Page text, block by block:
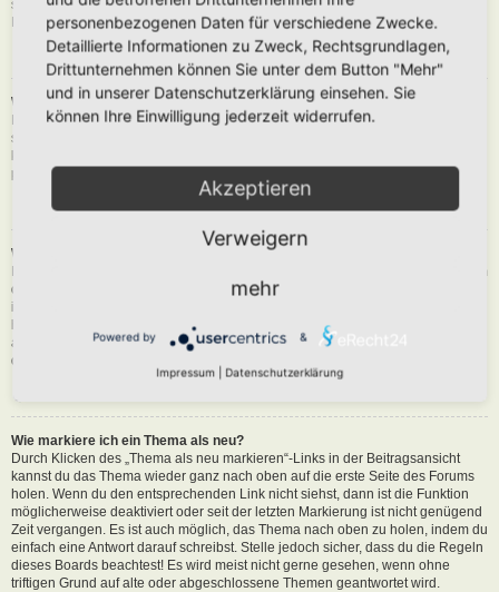
siehst du eine Schaltfläche in der Nähe des Beitrags, um diesen zu melden.
Du wirst dann durch die weiteren Schritte geführt.
Nach oben
Was bewirkt die „Speichern“-Schaltfläche beim Schreiben eines Beitrags?
Hiermit kannst du die geschriebene Entwürfe speichern und zu einem
späteren Zeitpunkt vervollständigen und absenden. Den gesicherten Beitrag
kannst du mit der Funktion „Gespeicherte Entwürfe verwalten“ in deinem
persönlichen Bereich erneut laden.
Nach oben
Warum muss mein Beitrag erst freigegeben werden?
Die Board-Administration kann entschieden haben, dass in dem Forum, in dem
du einen Beitrag erstellt hast, die Beiträge zuerst geprüft werden müssen. Es
ist auch möglich, dass die Administration dich zu einer Gruppe von Benutzern
hinzugefügt hat, bei denen sie die Beiträge erst begutachten möchte, bevor sie
auf der Seite sichtbar werden. Bitte kontaktiere die Board-Administration, wenn
du weitere Informationen dazu benötigst.
Wie markiere ich ein Thema als neu?
Durch Klicken des „Thema als neu markieren“-Links in der Beitragsansicht
kannst du das Thema wieder ganz nach oben auf die erste Seite des Forums
holen. Wenn du den entsprechenden Link nicht siehst, dann ist die Funktion
möglicherweise deaktiviert oder seit der letzten Markierung ist nicht genügend
Zeit vergangen. Es ist auch möglich, das Thema nach oben zu holen, indem du
einfach eine Antwort darauf schreibst. Stelle jedoch sicher, dass du die Regeln
dieses Boards beachtest! Es wird meist nicht gerne gesehen, wenn ohne
triftigen Grund auf alte oder abgeschlossene Themen geantwortet wird.
personenbezogenen Daten für verschiedene Zwecke.
Detaillierte Informationen zu Zweck, Rechtsgrundlagen,
Drittunternehmen können Sie unter dem Button "Mehr"
und in unserer Datenschutzerklärung einsehen. Sie
können Ihre Einwilligung jederzeit widerrufen.
Akzeptieren
Verweigern
mehr
Powered by &
Impressum Datenschutzerklärung